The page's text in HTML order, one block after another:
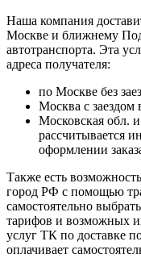
Наша компания
Москве и ближнему
автотранспорта. Эта
адреса получателя:
по Москве без
Москва с
Московская обл.
рассчитывается
оформлении
Также есть
город РФ с помощью
самостоятельно
тарифов и возможных
услуг ТК по доставке
оплачивает